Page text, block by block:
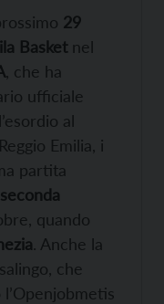
29
Basketnel
, che ha
ufficiale
al
Emilia, i
partita
seconda
quando
. Anche la
che